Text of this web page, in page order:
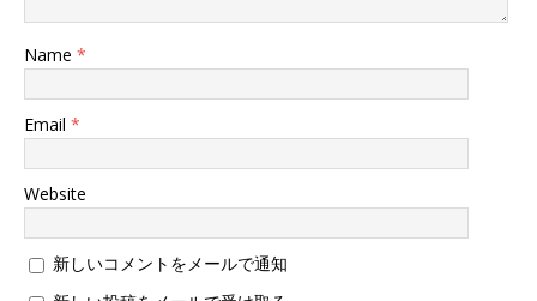
Name *
Email *
Website
新しいコメントをメールで通知